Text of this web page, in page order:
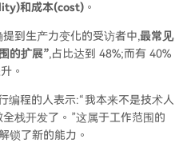
和成本(cost) 。
到生产力变化的受访者中,最常见
的扩展”,占比达到 48%;而有 40%
。
编程的人表示:“我本来不是技术人
栈开发了。”这属于工作范围的
了新的能力。